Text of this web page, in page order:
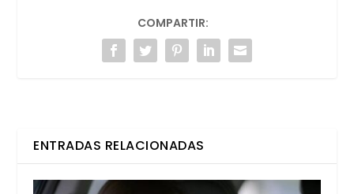
COMPARTIR:
ENTRADAS RELACIONADAS